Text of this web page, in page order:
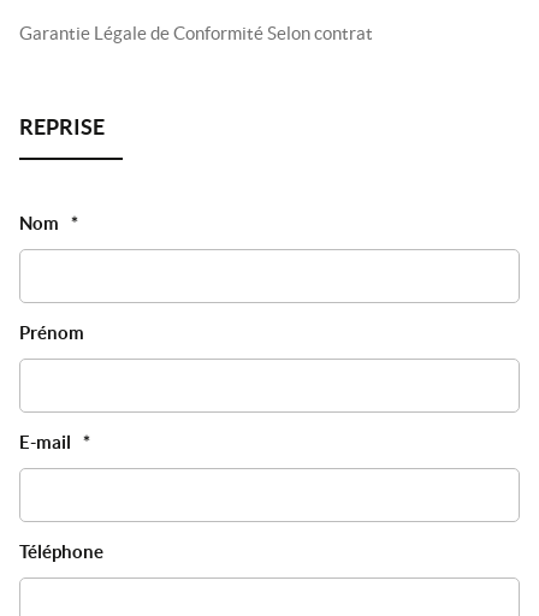
Garantie Légale de Conformité Selon contrat
Nom *
Prénom
E-mail *
Téléphone